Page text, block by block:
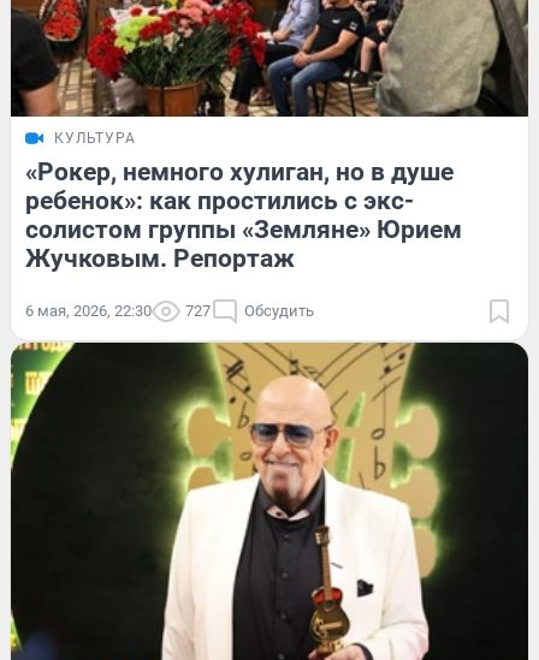
КУЛЬТУРА
«Рокер, немного хулиган, но в душе
ребенок»: как простились с экс-
солистом группы «Земляне» Юрием
Жучковым. Репортаж
6 мая, 2026, 22:30 727 Обсудить